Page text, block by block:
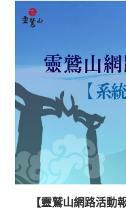
【靈鷲山網路活動